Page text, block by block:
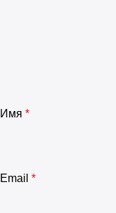
Имя *
Email *